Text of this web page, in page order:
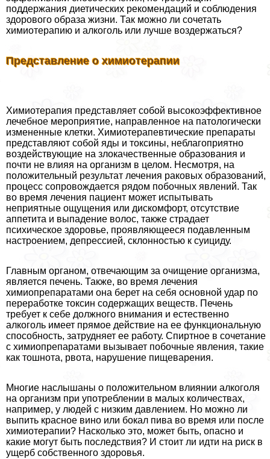
поддержания диетических рекомендаций и соблюдения
здорового образа жизни. Так можно ли сочетать
химиотерапию и алкоголь или лучше воздержаться?
Представление о химиотерапии
Химиотерапия представляет собой высокоэффективное
лечебное мероприятие, направленное на патологически
измененные клетки. Химиотерапевтические препараты
представляют собой яды и токсины, нeблагоприятно
воздействующие на злокачественные образования и
почти не влияя на организм в целом. Несмотря, на
положительный результат лечения paковых образований,
процесс сопровождается рядом побочных явлений. Так
во время лечения пациент может испытывать
неприятные ощущения или дискомфорт, отсутствие
аппетита и выпадение волос, также страдает
психическое здоровье, проявляющееся подавленным
настроением, депрессией, склонностью к суициду.
Главным органом, отвечающим за очищение организма,
является печень. Также, во время лечения
химиопрепаратами она берет на себя основной удар по
переработке токсин содержащих веществ. Печень
требует к себе должного внимания и естественно
алкоголь имеет прямое действие на ее функциональную
способность, затрудняет ее работу. Спиртное в сочетание
с химиопрепаратами вызывает побочные явления, такие
как тошнота, рвота, нарушение пищеварения.
Многие наслышаны о положительном влиянии алкоголя
на организм при употрeблении в малых количествах,
например, у людей с низким давлением. Но можно ли
выпить красное вино или бокал пива во время или после
химиотерапии? Насколько это, может быть, опасно и
какие могут быть последствия? И стоит ли идти на риск в
ущерб собственного здоровья.